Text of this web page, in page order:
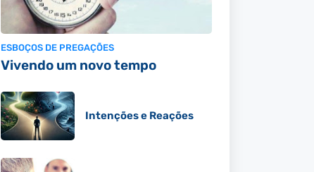
ESBOÇOS DE PREGAÇÕES
Vivendo um novo tempo
Intenções e Reações